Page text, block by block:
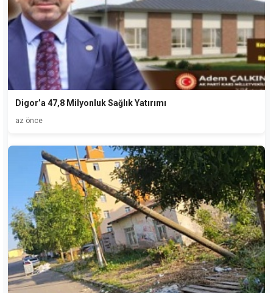
Digor’a 47,8 Milyonluk Sağlık Yatırımı
az önce